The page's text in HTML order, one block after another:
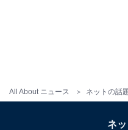
All About ニュース ネットの話
ネ